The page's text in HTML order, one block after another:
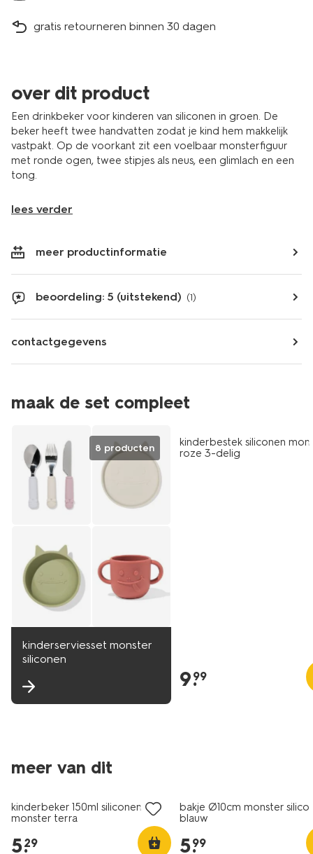
gratis retourneren binnen 30 dagen
over dit product
Een drinkbeker voor kinderen van siliconen in groen. De
beker heeft twee handvatten zodat je kind hem makkelijk
vastpakt. Op de voorkant zit een voelbaar monsterfiguur
met ronde ogen, twee stipjes als neus, een glimlach en een
tong.
lees verder
meer productinformatie
beoordeling: 5 (uitstekend) (1)
contactgegevens
maak de set compleet
8 producten
kinderserviesset monster
siliconen
kinderbestek siliconen
roze 3-delig
9.
99
meer van dit
kinderbeker 150ml siliconen
monster terra
5.
29
bakje Ø10cm monster
blauw
5.
99